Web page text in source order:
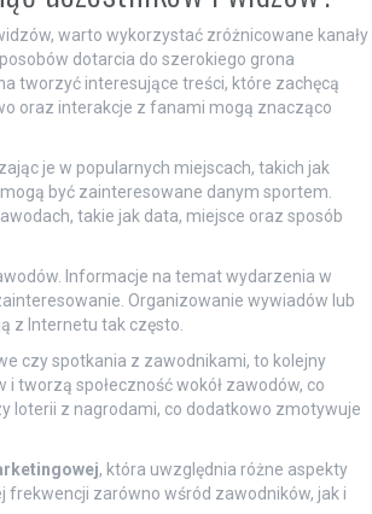
warto wykorzystać zróżnicowane kanały
dotarcia do szerokiego grona
tworzyć interesujące treści, które zachęcą
oraz interakcje z fanami mogą znacząco
je w popularnych miejscach, takich jak
być zainteresowane danym sportem.
takie jak data, miejsce oraz sposób
Informacje na temat wydarzenia w
Organizowanie wywiadów lub
z Internetu tak często.
czy spotkania z zawodnikami, to kolejny
tworzą społeczność wokół zawodów, co
loterii z nagrodami, co dodatkowo zmotywuje
, która uwzględnia różne aspekty
frekwencji zarówno wśród zawodników, jak i